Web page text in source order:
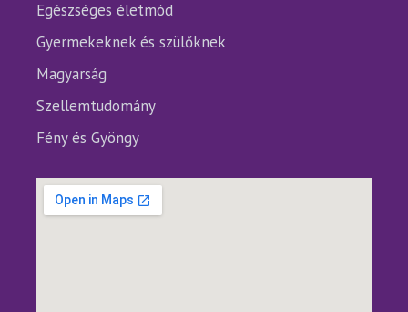
Egészséges életmód
Gyermekeknek és szülőknek
Magyarság
Szellemtudomány
Fény és Gyöngy